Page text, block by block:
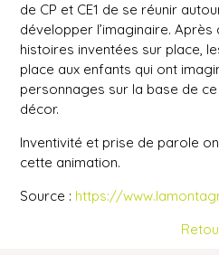
de CP et CE1 de se réunir
développer l’imaginaire.
histoires inventées sur place,
place aux enfants qui ont
personnages sur la base de
décor.
Inventivité et prise de parole
cette animation.
Source : https://